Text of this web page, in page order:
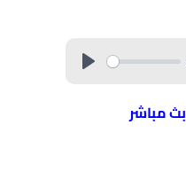
مباشر